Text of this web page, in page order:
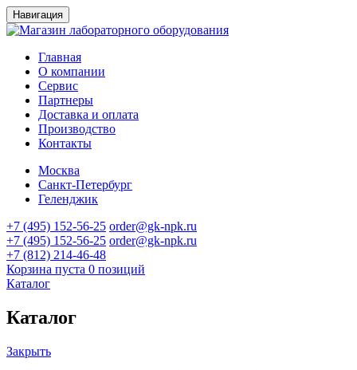
Навигация
Главная
О компании
Сервис
Партнеры
Доставка и оплата
Производство
Контакты
Москва
Санкт-Петербург
Геленджик
+7 (495) 152-56-25 order@gk-npk.ru
+7 (495) 152-56-25 order@gk-npk.ru
+7 (812) 214-46-48
Корзина пуста 0 позиций
Каталог
Каталог
Закрыть